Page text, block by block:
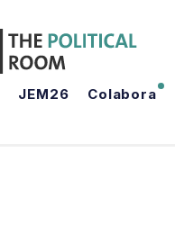
JEM26 Colabora